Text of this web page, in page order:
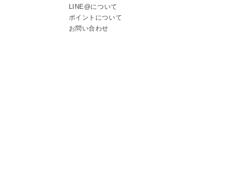
LINE@について
ポイントについて
お問い合わせ